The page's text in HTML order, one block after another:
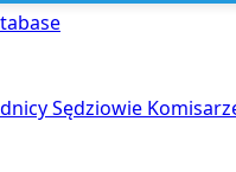
Sędziowie